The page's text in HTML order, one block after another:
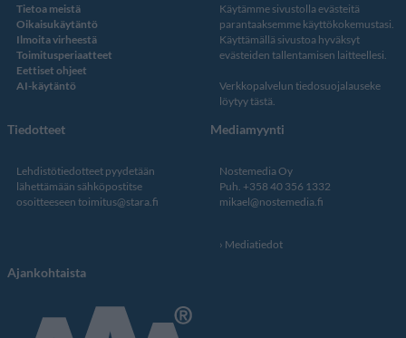
Tietoa meistä
Oikaisukäytäntö
Ilmoita virheestä
Toimitusperiaatteet
Eettiset ohjeet
AI-käytäntö
Käytämme sivustolla evästeitä
parantaaksemme käyttökokemustasi.
Käyttämällä sivustoa hyväksyt
evästeiden tallentamisen laitteellesi.
Verkkopalvelun tiedosuojalauseke
löytyy tästä
Tiedotteet
Lehdistötiedotteet pyydetään
lähettämään sähköpostitse
osoitteeseen toimitus@stara.fi
Mediamyynti
Nostemedia Oy
Puh. +358 40 356 1332
mikael@nostemedia.fi
Mediatiedot
Ajankohtaista